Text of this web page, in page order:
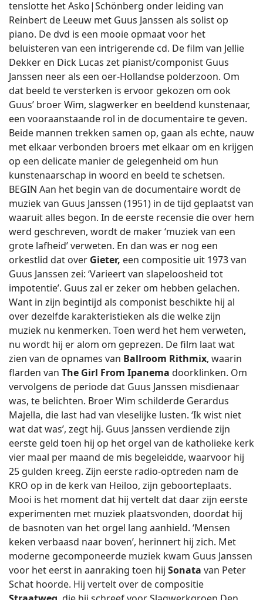
tenslotte het Asko|Schönberg onder leiding van
Reinbert de Leeuw met Guus Janssen als solist op
piano. De dvd is een mooie opmaat voor het
beluisteren van een intrigerende cd. De film van Jellie
Dekker en Dick Lucas zet pianist/componist Guus
Janssen neer als een oer-Hollandse polderzoon. Om
dat beeld te versterken is ervoor gekozen om ook
Guus’ broer Wim, slagwerker en beeldend kunstenaar,
een vooraanstaande rol in de documentaire te geven.
Beide mannen trekken samen op, gaan als echte, nauw
met elkaar verbonden broers met elkaar om en krijgen
op een delicate manier de gelegenheid om hun
kunstenaarschap in woord en beeld te schetsen.
BEGIN Aan het begin van de documentaire wordt de
muziek van Guus Janssen (1951) in de tijd geplaatst van
waaruit alles begon. In de eerste recensie die over hem
werd geschreven, wordt de maker ‘muziek van een
grote lafheid’ verweten. En dan was er nog een
orkestlid dat over Gieter, een compositie uit 1973 van
Guus Janssen zei: ‘Varieert van slapeloosheid tot
impotentie’. Guus zal er zeker om hebben gelachen.
Want in zijn begintijd als componist beschikte hij al
over dezelfde karakteristieken als die welke zijn
muziek nu kenmerken. Toen werd het hem verweten,
nu wordt hij er alom om geprezen. De film laat wat
zien van de opnames van Ballroom Rithmix, waarin
flarden van The Girl From Ipanema doorklinken. Om
vervolgens de periode dat Guus Janssen misdienaar
was, te belichten. Broer Wim schilderde Gerardus
Majella, die last had van vleselijke lusten. ‘Ik wist niet
wat dat was’, zegt hij. Guus Janssen verdiende zijn
eerste geld toen hij op het orgel van de katholieke kerk
vier maal per maand de mis begeleidde, waarvoor hij
25 gulden kreeg. Zijn eerste radio-optreden nam de
KRO op in de kerk van Heiloo, zijn geboorteplaats.
Mooi is het moment dat hij vertelt dat daar zijn eerste
experimenten met muziek plaatsvonden, doordat hij
de basnoten van het orgel lang aanhield. ‘Mensen
keken verbaasd naar boven’, herinnert hij zich. Met
moderne gecomponeerde muziek kwam Guus Janssen
voor het eerst in aanraking toen hij Sonata van Peter
Schat hoorde. Hij vertelt over de compositie